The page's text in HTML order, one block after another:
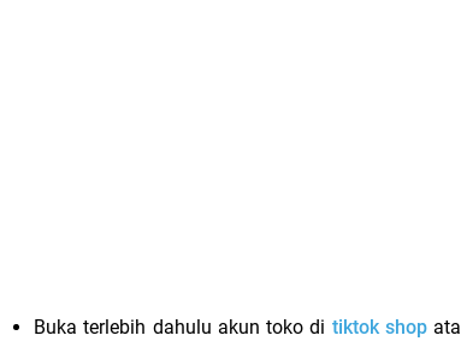
Buka terlebih dahulu akun toko di tiktok shop